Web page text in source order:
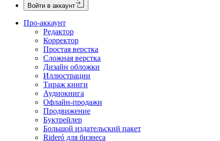
Войти в аккаунт
Про-аккаунт
Редактор
Корректор
Простая верстка
Сложная верстка
Дизайн обложки
Иллюстрации
Тираж книги
Аудиокнига
Офлайн-продажи
Продвижение
Буктрейлер
Большой издательский пакет
Rideró для бизнеса